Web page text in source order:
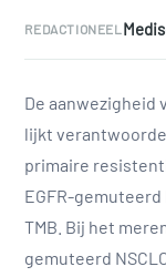
REDACTIONEEL
De aanwezigheid
lijkt
primaire
EGFR-gemuteerd
TMB. Bij het
gemuteerd